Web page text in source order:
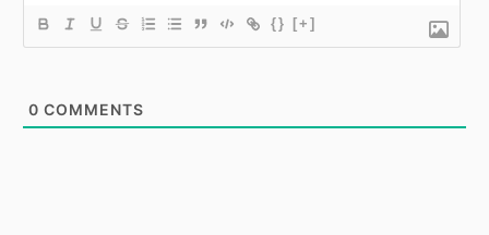
{} [+]
0 COMMENTS